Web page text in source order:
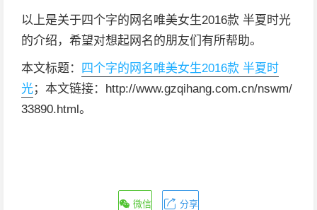
以上是关于四个字的网名唯美女生2016款 半夏时光
的介绍，希望对想起网名的朋友们有所帮助。
本文标题：
四个字的网名唯美女生2016款 半夏时
光；本文链接：http://www.gzqihang.com.cn/nswm/
33890.html。
微信 分享